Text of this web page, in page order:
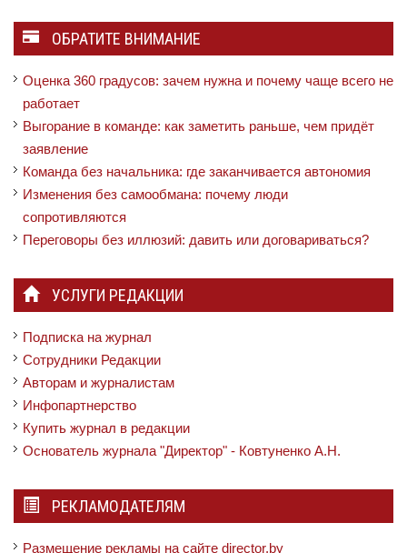
ОБРАТИТЕ ВНИМАНИЕ
Оценка 360 градусов: зачем нужна и почему чаще всего не
работает
Выгорание в команде: как заметить раньше, чем придёт
заявление
Команда без начальника: где заканчивается автономия
Изменения без самообмана: почему люди
сопротивляются
Переговоры без иллюзий: давить или договариваться?
УСЛУГИ РЕДАКЦИИ
Подписка на журнал
Сотрудники Редакции
Авторам и журналистам
Инфопартнерство
Купить журнал в редакции
Основатель журнала "Директор" - Ковтуненко А.Н.
РЕКЛАМОДАТЕЛЯМ
Размещение рекламы на сайте director.by